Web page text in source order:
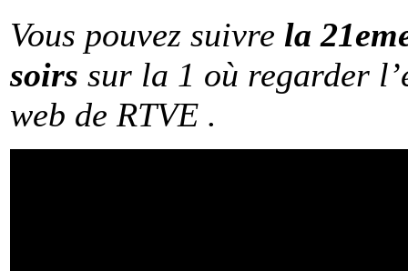
Vous pouvez suivre la
soirs sur la 1 où regarder
web de RTVE .